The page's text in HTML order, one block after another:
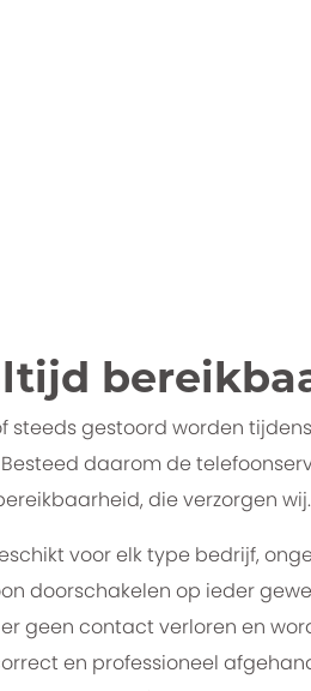
steeds gestoord worden
daarom de
die verzorgen wij.
voor elk type bedrijf,
doorschakelen op ieder
geen contact verloren en
en professioneel